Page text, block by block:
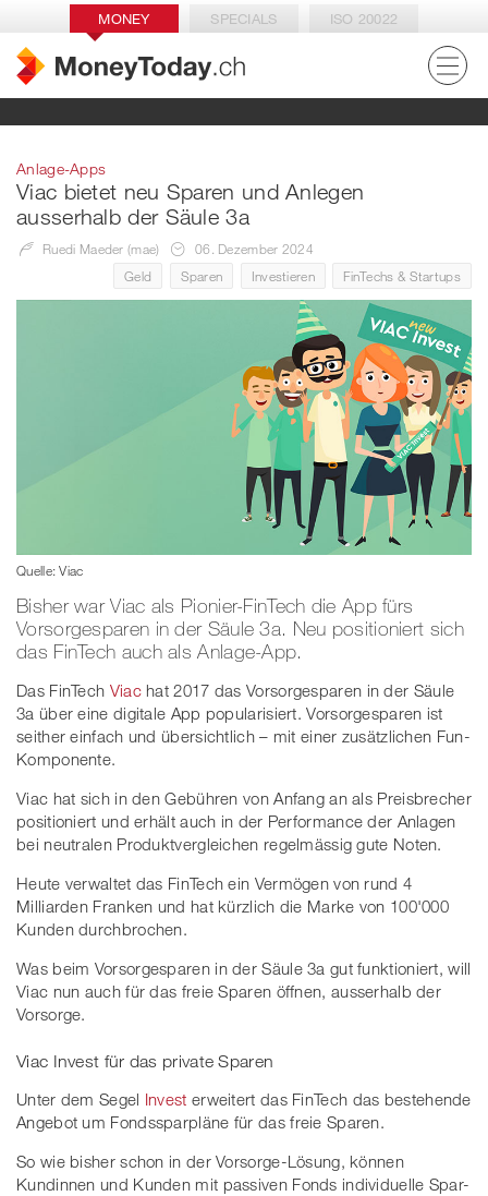
MONEY SPECIALS ISO 20022
Anlage-Apps
Viac bietet neu Sparen und Anlegen
ausserhalb der Säule 3a
Ruedi Maeder (mae)
06. Dezember 2024
Geld
Sparen Investieren FinTechs & Startups
Quelle: Viac
Bisher war Viac als Pionier-FinTech die App fürs
Vorsorgesparen in der Säule 3a. Neu positioniert sich
das FinTech auch als Anlage-App.
Das FinTech Viachat 2017 das Vorsorgesparen in der Säule
3a über eine digitale App popularisiert. Vorsorgesparen ist
seither einfach und übersichtlich – mit einer zusätzlichen Fun-
Komponente.
Viac hat sich in den Gebühren von Anfang an als Preisbrecher
positioniert und erhält auch in der Performance der Anlagen
bei neutralen Produktvergleichen regelmässig gute Noten.
Heute verwaltet das FinTech ein Vermögen von rund 4
Milliarden Franken und hat kürzlich die Marke von 100'000
Kunden durchbrochen.
Was beim Vorsorgesparen in der Säule 3a gut funktioniert, will
Viac nun auch für das freie Sparen öffnen, ausserhalb der
Vorsorge.
Viac Invest für das private Sparen
Unter dem Segel Invest erweitert das FinTech das bestehende
Angebot um Fondssparpläne für das freie Sparen.
So wie bisher schon in der Vorsorge-Lösung, können
Kundinnen und Kunden mit passiven Fonds individuelle Spar-